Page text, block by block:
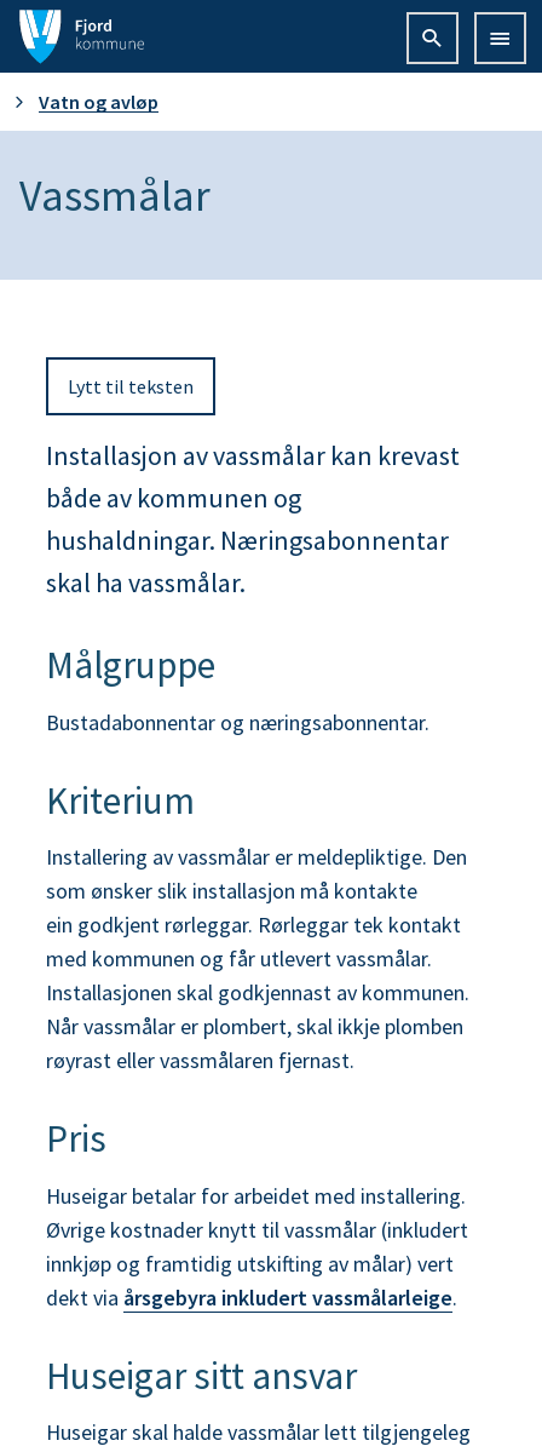
F
j
o
r
o
m
m
u
n
D
r
Vatn og avløp
Vassmålar
Lytt til teksten
Installasjon av vassmålar kan krevast
både av kommunen og
hushaldningar. Næringsabonnentar
skal ha vassmålar.
Målgruppe
Bustadabonnentar og næringsabonnentar.
Kriterium
Installering av vassmålar er meldepliktige. Den
som ønsker slik installasjon må kontakte
ein godkjent rørleggar. Rørleggar tek kontakt
med kommunen og får utlevert vassmålar.
Installasjonen skal godkjennast av kommunen.
Når vassmålar er plombert, skal ikkje plomben
røyrast eller vassmålaren fjernast.
Pris
Huseigar betalar for arbeidet med installering.
Øvrige kostnader knytt til vassmålar (inkludert
innkjøp og framtidig utskifting av målar) vert
dekt via årsgebyra inkludert vassmålarleige.
Huseigar sitt ansvar
Huseigar skal halde vassmålar lett tilgjengeleg